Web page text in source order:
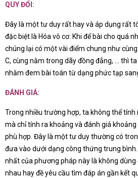
QUY ĐỔI:
Đây là một tư duy rất hay và áp dụng rất
đặc biệt là Hóa vô cơ. Khi để bài cho quá
chúng lại có một vài điểm chung như
C, cùng nằm trong dãy đồng đẳng, … thì
nhằm đem bài toán từ dạng phức tạp
ĐÁNH GIÁ:
Trong nhiều trường hợp, ta không thể tính
mà chỉ tính ra khoảng và đánh giá
phù hợp. Đây là một tư duy thường có
đưa vào dưới dạng công thứng trung
nhất của phương pháp này là không
nhau hay đề yêu cầu tìm đáp án gần kết